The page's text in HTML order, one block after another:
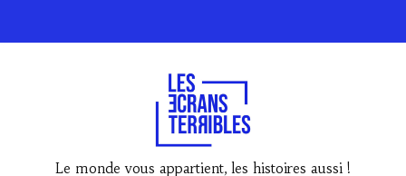
Le monde vous appartient, les histoires aussi !